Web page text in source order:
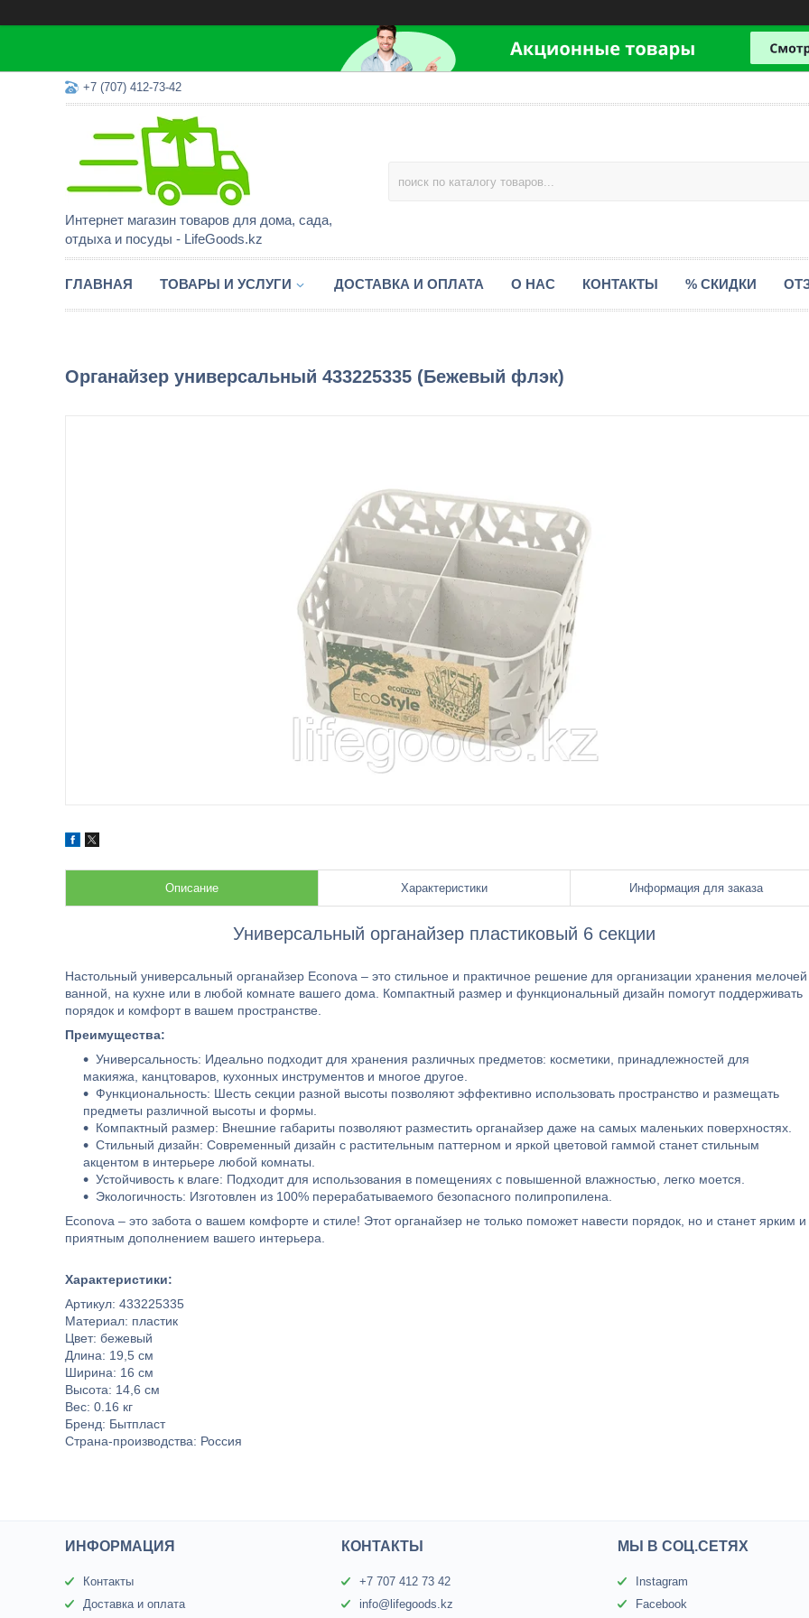
+7 (707) 412-73-42
Интернет магазин товаров для дома, сада,
отдыха и посуды - LifeGoods.kz
ГЛАВНАЯ ТОВАРЫ И УСЛУГИ ДОСТАВКА И ОПЛАТА О НАС КОНТАКТЫ % СКИДКИ
Органайзер универсальный 433225335 (Бежевый флэк)
Описание Характеристики Информация для заказа
Универсальный органайзер пластиковый 6 секции
Настольный универсальный органайзер Econova – это стильное и практичное решение для организации хранения мелочей
ванной, на кухне или в любой комнате вашего дома. Компактный размер и функциональный дизайн помогут поддерживать
порядок и комфорт в вашем пространстве.
Преимущества:
Универсальность: Идеально подходит для хранения различных предметов: косметики, принадлежностей для
макияжа, канцтоваров, кухонных инструментов и многое другое.
Функциональность: Шесть секции разной высоты позволяют эффективно использовать пространство и размещать
предметы различной высоты и формы.
Компактный размер: Внешние габариты позволяют разместить органайзер даже на самых маленьких поверхностях.
Стильный дизайн: Современный дизайн с растительным паттерном и яркой цветовой гаммой станет стильным
акцентом в интерьере любой комнаты.
Устойчивость к влаге: Подходит для использования в помещениях с повышенной влажностью, легко моется.
Экологичность: Изготовлен из 100% перерабатываемого безопасного полипропилена.
Econova – это забота о вашем комфорте и стиле! Этот органайзер не только поможет навести порядок, но и станет ярким и
приятным дополнением вашего интерьера.
Характеристики:
Артикул: 433225335
Материал: пластик
Цвет: бежевый
Длина: 19,5 см
Ширина: 16 см
Высота: 14,6 см
Вес: 0.16 кг
Бренд: Бытпласт
Страна-производства: Россия
ИНФОРМАЦИЯ
Контакты
Доставка и оплата
КОНТАКТЫ
+7 707 412 73 42
info@lifegoods.kz
МЫ В СОЦ.СЕТЯХ
Instagram
Facebook